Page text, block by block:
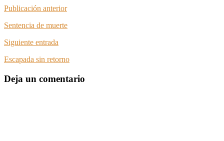
Publicación anterior
Sentencia de muerte
Siguiente entrada
Escapada sin retorno
Deja un comentario